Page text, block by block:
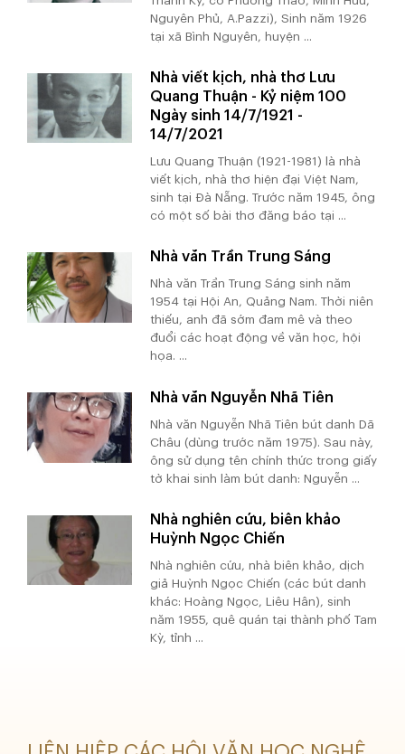
Nguyên Phủ, A.Pazzi), Sinh năm 1926
tại xã Bình Nguyên, huyện ...
Nhà viết kịch, nhà thơ Lưu
Quang Thuận - Kỷ niệm 100
Ngày sinh 14/7/1921 -
14/7/2021
Lưu Quang Thuận (1921-1981) là nhà
viết kịch, nhà thơ hiện đại Việt Nam,
sinh tại Đà Nẵng. Trước năm 1945, ông
có một số bài thơ đăng báo tại ...
Nhà văn Trần Trung Sáng
Nhà văn Trần Trung Sáng sinh năm
1954 tại Hội An, Quảng Nam. Thời niên
thiếu, anh đã sớm đam mê và theo
đuổi các hoạt động về văn học, hội
họa. ...
Nhà văn Nguyễn Nhã Tiên
Nhà văn Nguyễn Nhã Tiên bút danh Dã
Châu (dùng trước năm 1975). Sau này,
ông sử dụng tên chính thức trong giấy
tờ khai sinh làm bút danh: Nguyễn ...
Nhà nghiên cứu, biên khảo
Huỳnh Ngọc Chiến
Nhà nghiên cứu, nhà biên khảo, dịch
giả Huỳnh Ngọc Chiến (các bút danh
khác: Hoàng Ngọc, Liêu Hân), sinh
năm 1955, quê quán tại thành phố Tam
Kỳ, tỉnh ...